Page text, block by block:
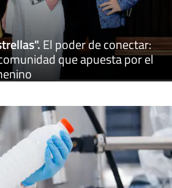
.El poder de conectar:
que apuesta por el